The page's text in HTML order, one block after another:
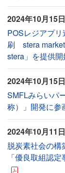
2024年10月15日
POSレジアプ
刷 stera market
stera」を提供開
2024年10月15日
SMFLみらいパ
称）」開発に参
2024年10月11日
脱炭素社会の構
「優良取組認